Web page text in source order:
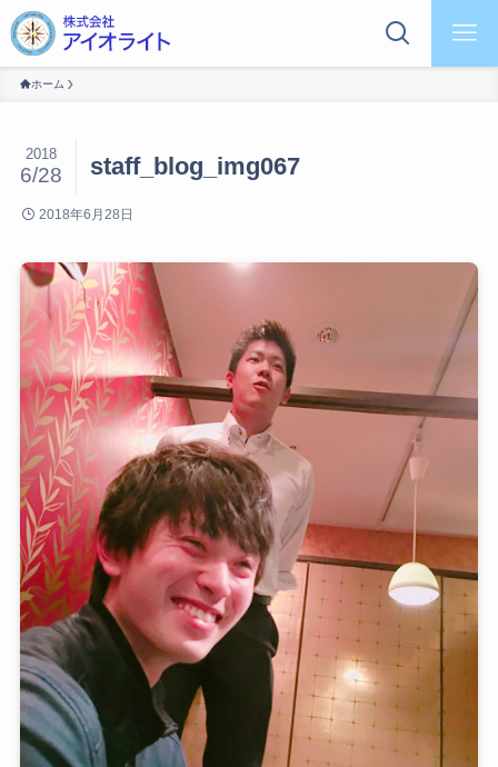
ホーム
staff_blog_img067
2018
6/28
2018年6月28日